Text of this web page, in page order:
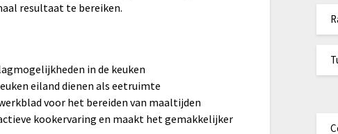
resultaat te bereiken.
in de keuken
eiland dienen als eetruimte
voor het bereiden van maaltijden
kookervaring en maakt het gemakkelijker